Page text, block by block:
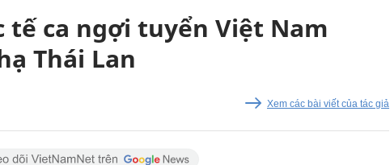
ca ngợi tuyển Việt Nam
Thái Lan
Xem các bài viết của tác giả